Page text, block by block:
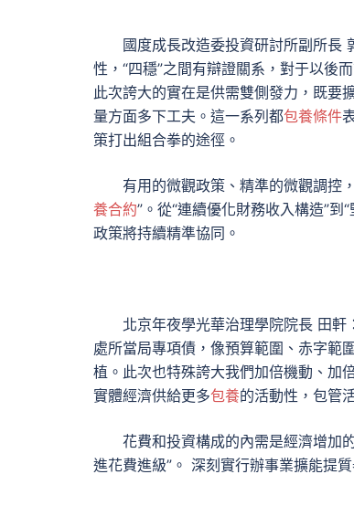
國度成長改造委投資研討所副所長
性，“四穩”之間有辯證關系，對于以後
此次誇大的實在是供需雙側發力，既要
量方面多下工夫。這一系列都包養條件
策打出組合拳的途徑。
有用的微觀政策、精準的微觀調控
養合約”。從“連續優化財務收入構造”
政策將持續精準協同。
北京年夜學光華治理學院院長 田軒
處所當局專項債，像預算範圍、赤字範
植。此次也特殊誇大我們加倍機動、加
實體經濟供給更多包養的活動性，包管
花費和投資構成的內需是經濟增加
進花費進級”。 深刻實行辦事業擴能提質